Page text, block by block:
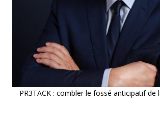
PR3TACK : combler le fossé anticipatif de